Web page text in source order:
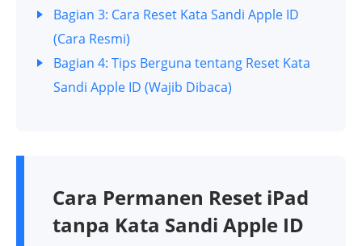
Bagian 3: Cara Reset Kata Sandi Apple ID
(Cara Resmi)
Bagian 4: Tips Berguna tentang Reset Kata
Sandi Apple ID (Wajib Dibaca)
Cara Permanen Reset iPad
tanpa Kata Sandi Apple ID